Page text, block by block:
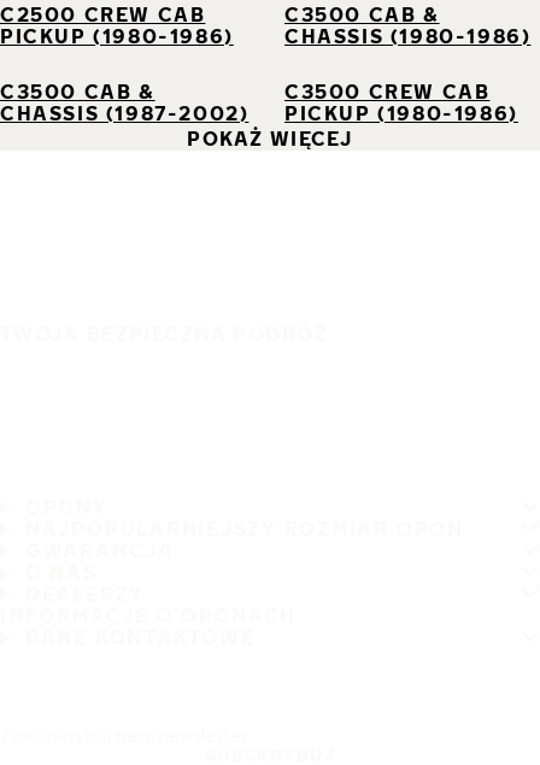
C2500 CREW CAB
PICKUP (1980-1986)
C3500 CAB &
CHASSIS (1980-1986)
C3500 CAB &
CHASSIS (1987-2002)
C3500 CREW CAB
PICKUP (1980-1986)
POKAŻ WIĘCEJ